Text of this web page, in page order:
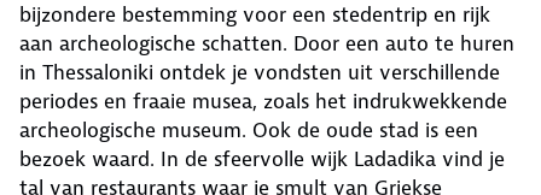
bijzondere bestemming voor een stedentrip en rijk
aan archeologische schatten. Door een auto te huren
in Thessaloniki ontdek je vondsten uit verschillende
periodes en fraaie musea, zoals het indrukwekkende
archeologische museum. Ook de oude stad is een
bezoek waard. In de sfeervolle wijk Ladadika vind je
tal van restaurants waar je smult van Griekse